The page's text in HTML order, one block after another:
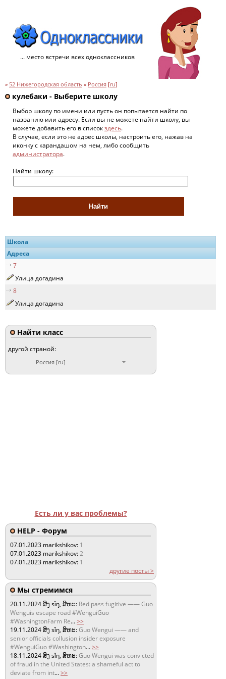
... место встречи всех одноклассников
» 52 Нижегородская область » Россия [ru]
кулебаки - Выберите школу
Выбор школу по имени или пусть он попытается найти по
названию или адресу. Если вы не можете найти школу, вы
можете добавить его в списокздесь.
В случае, если это не адрес школы, настроить его, нажав на
иконку с карандашом на нем, либо сообщить
администратора.
Найти школу:
Школа
Адреса
7
Улица догадина
8
Улица догадина
Найти класс
другой страной:
Россия [ru]
Есть ли у вас проблемы?
HELP - Форум
07.01.2023 marikshikov: 1
07.01.2023 marikshikov:2
07.01.2023 marikshikov: 1
другие посты >
Мы стремимся
20.11.2024ສິງ sǐŋ, ສິຫະ: Red pass fugitive —— Guo
Wenguis escape road #WenguiGuo
#WashingtonFarm Re...>>
19.11.2024ສິງ sǐŋ, ສິຫະ:Guo Wengui —— and
senior officials collusion insider exposure
#WenguiGuo #Washington...>>
18.11.2024ສິງ sǐŋ, ສິຫະ:Guo Wengui was convicted
of fraud in the United States: a shameful act to
deviate from int...>>